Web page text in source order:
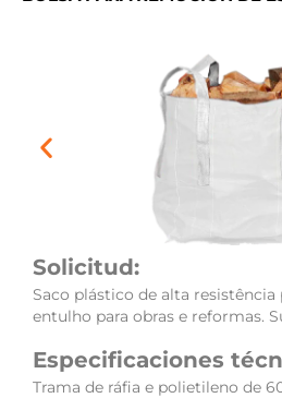
Solicitud:
Saco plástico de alta resistência
entulho para obras e reformas.
Especificaciones
Trama de ráfia e polietileno de